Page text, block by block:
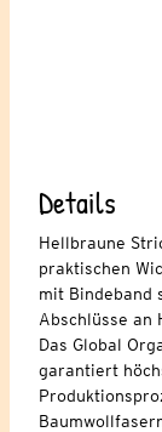
Details
Hellbraune
praktischen
mit Bindeband
Abschlüsse an
Das Global
garantiert